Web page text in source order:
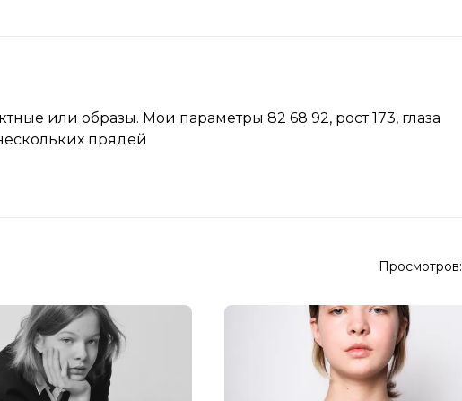
или образы. Мои параметры 82 68 92, рост 173, глаза
прядей
Просмотров: